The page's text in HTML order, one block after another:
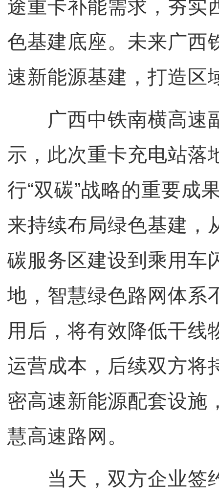
途重卡补能需求，夯实
色基建底座。未来广西
速新能源基建，打造区
广西中铁南横高速
示，此次重卡充电站落
行“双碳”战略的重要成
来持续布局绿色基建，
碳服务区建设到乘用车
地，智慧绿色路网体系
用后，将有效降低干线
运营成本，后续双方将
密高速新能源配套设施
慧高速路网。
当天，双方企业签